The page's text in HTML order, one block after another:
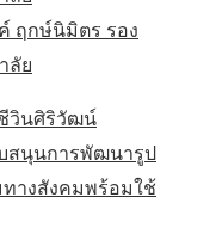
ฤกษ์นิมิตร รอง
ลัย